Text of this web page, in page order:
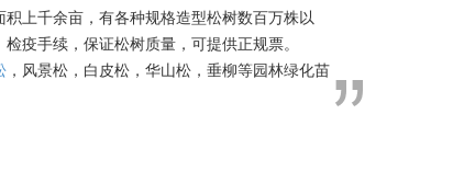
上千余亩，有各种规格造型松树数百万株以
疫手续，保证松树质量，可提供正规票。
， 风景松，白皮松，华山松，垂柳等园林绿化苗